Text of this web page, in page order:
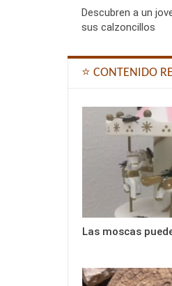
Descubren a un
sus calzoncillos
⭐ CONTENIDO
Las moscas